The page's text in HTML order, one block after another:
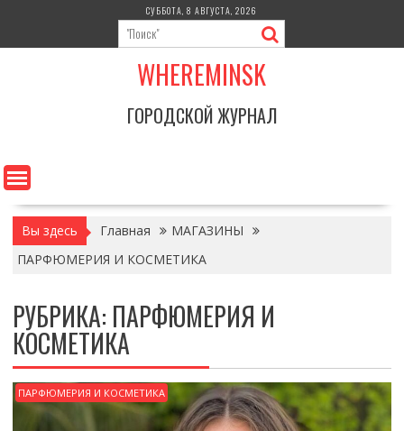
содержимому
СУББОТА, 8 АВГУСТА, 2026
WHEREMINSK
ГОРОДСКОЙ ЖУРНАЛ
Вы здесь Главная
МАГАЗИНЫ
ПАРФЮМЕРИЯ И КОСМЕТИКА
РУБРИКА: ПАРФЮМЕРИЯ И
КОСМЕТИКА
ПАРФЮМЕРИЯ И КОСМЕТИКА